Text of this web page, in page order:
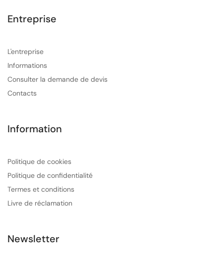
Entreprise
L'entreprise
Informations
Consulter la demande de devis
Contacts
Information
Politique de cookies
Politique de confidentialité
Termes et conditions
Livre de réclamation
Newsletter